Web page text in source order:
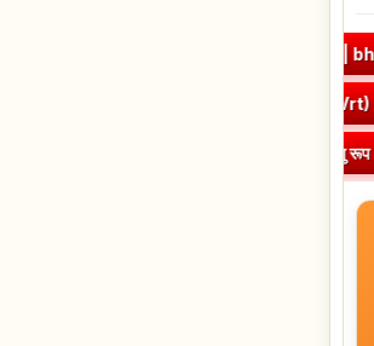
? एतत् किम् ? (दीपकम) | bhagwatdarshan.com
वृत् धातु रूप - १० लकार,
एध् धातु रूप - १० लकार, अर्थ